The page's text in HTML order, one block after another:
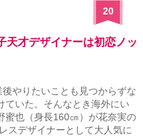
20
天才デザイナーは初恋ノッ
やりたいことも見つからずな
ていた。そんなとき海外にい
蜜也（身長160㎝）が花奈実の
スデザイナーとして大人気に